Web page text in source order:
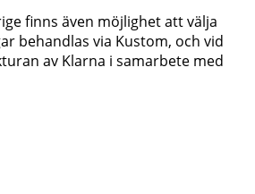
finns även möjlighet att välja
behandlas via Kustom, och vid
av Klarna i samarbete med